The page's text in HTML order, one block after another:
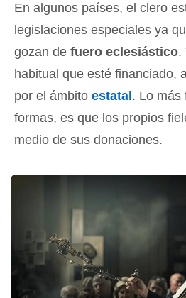
En algunos países, el clero
legislaciones especiales ya
gozan de fuero eclesiástico.
habitual que esté financiado,
por el ámbito estatal . Lo más
formas, es que los propios
medio de sus donaciones.